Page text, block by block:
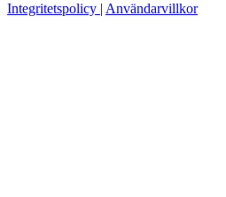
Integritetspolicy | Användarvillkor